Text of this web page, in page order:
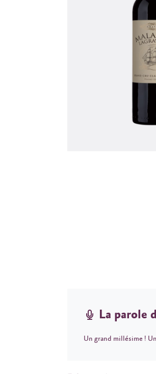
La parole
Un grand millésime !